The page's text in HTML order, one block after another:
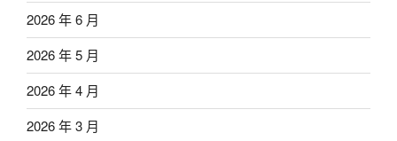
2026 年 6 月
2026 年 5 月
2026 年 4 月
2026 年 3 月